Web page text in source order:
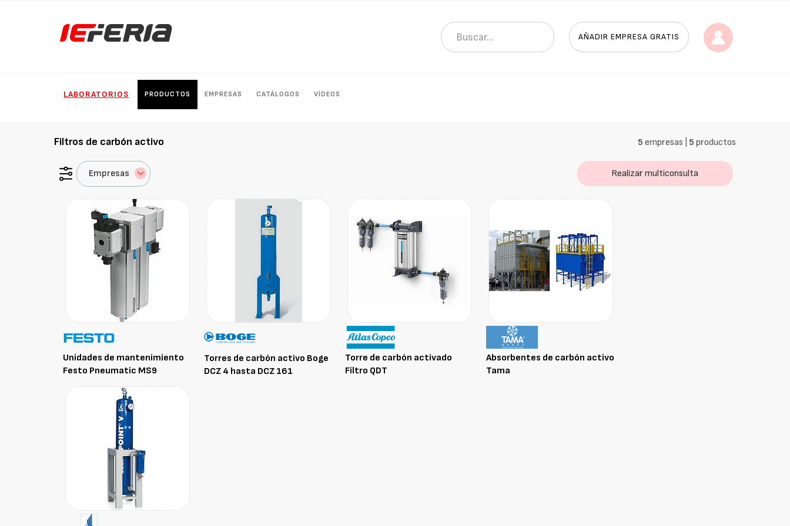
AÑADIR EMPRESA GRATIS
LABORATORIOS PRODUCTOS EMPRESAS CATÁLOGOS VÍDEOS
Filtros de carbón activo 5 empresas | 5 productos
Empresas Realizar multiconsulta
Unidades de mantenimiento
Festo Pneumatic MS9
Torres de carbón activo Boge
DCZ 4 hasta DCZ 161
Torre de carbón activado
Filtro QDT
Absorbentes de carbón activo
Tama